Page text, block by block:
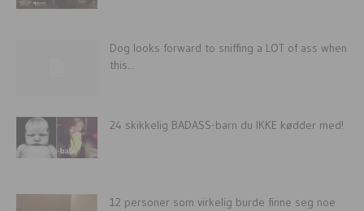
Dog looks forward to sniffing a LOT of ass when
this...
24 skikkelig BADASS-barn du IKKE kødder med!
12 personer som virkelig burde finne seg noe